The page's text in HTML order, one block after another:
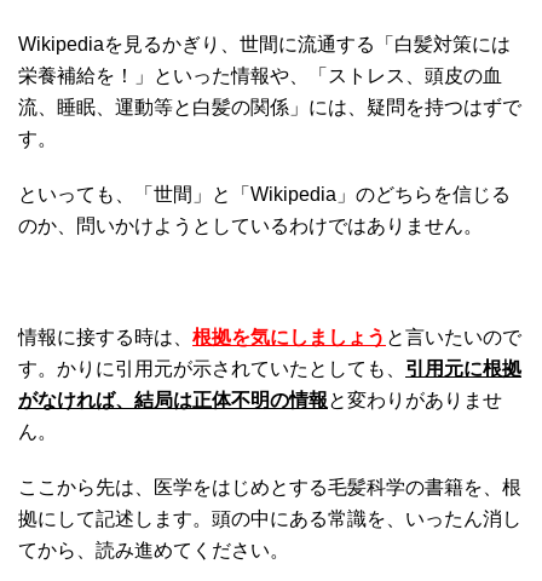
Wikipediaを見るかぎり、世間に流通する「白髪対策には
栄養補給を！」といった情報や、「ストレス、頭皮の血
流、睡眠、運動等と白髪の関係」には、疑問を持つはずで
す。
といっても、「世間」と「Wikipedia」のどちらを信じる
のか、問いかけようとしているわけではありません。
情報に接する時は、 根拠を気にしましょう と言いたいので
す。かりに引用元が示されていたとしても、 引用元に根拠
がなければ、結局は正体不明の情報と変わりがありませ
ん。
ここから先は、医学をはじめとする毛髪科学の書籍を、根
拠にして記述します。頭の中にある常識を、いったん消し
てから、読み進めてください。